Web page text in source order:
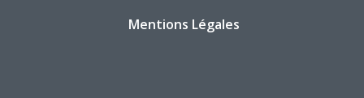
Mentions Légales